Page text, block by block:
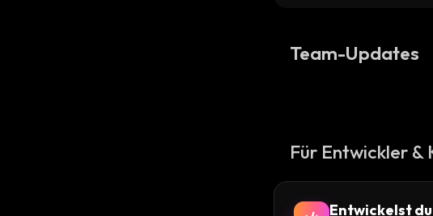
Team-Updates
Für Entwickler &
Entwickelst